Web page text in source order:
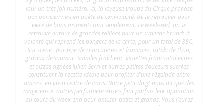
jour un très joli numéro. Ici, la joyeuse troupe du Cirque propose
aux parisien·ne·s en quête de convivialité, de se retrouver pour
vivre de bons moments tout simplement. Le week-end, on se
retrouve autour de grandes tablées pour un superbe brunch à
volonté qui reprend les bangers de la carte, pour un total de 38€.
Sur scène : florilège de charcuteries et fromages, tataki de thon,
gravlax de saumon, salades fraîcheur, assiettes franco-italiennes
et pizzas signées Julien Serri et autres petites douceurs sucrées
constituent la recette idéale pour profiter d’une régalade entre
ami·e·s, en plein centre de Paris. Notre petit doigt nous dit que des
magiciens et autres performeur·euse·s font parfois leur apparition
au cours du week-end pour amuser petits et grands. Vous l’aurez